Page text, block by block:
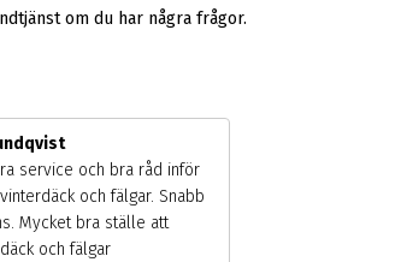
om du har några frågor.
service och bra råd inför
och fälgar. Snabb
Mycket bra ställe att
och fälgar